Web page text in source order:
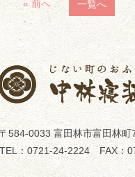
« 前へ 一覧へ
〒584-0033 富田林市富田林町
TEL：0721-24-2224FAX：